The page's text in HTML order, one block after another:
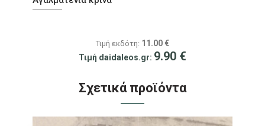
Τιμή εκδότη: 11.00 €
Τιμή daidaleos.gr: 9.90 €
Σχετικά προϊόντα